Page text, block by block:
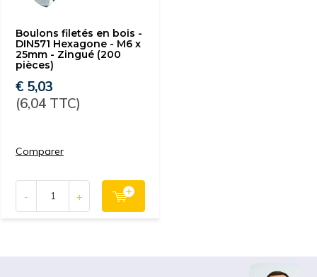
Boulons filetés en bois -
DIN571 Hexagone - M6 x
25mm - Zingué (200
pièces)
€ 5,03
(6,04 TTC)
Comparer
- +